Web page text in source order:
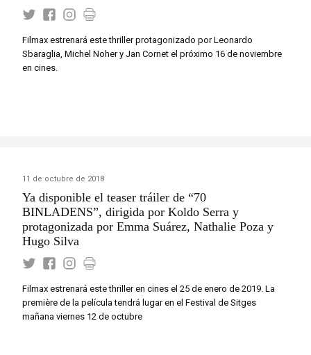
Filmax estrenará este thriller protagonizado por Leonardo
Sbaraglia, Michel Noher y Jan Cornet el próximo 16 de noviembre
en cines.
11 de octubre de 2018
Ya disponible el teaser tráiler de “70
BINLADENS”, dirigida por Koldo Serra y
protagonizada por Emma Suárez, Nathalie Poza y
Hugo Silva
Filmax estrenará este thriller en cines el 25 de enero de 2019. La
première de la película tendrá lugar en el Festival de Sitges
mañana viernes 12 de octubre